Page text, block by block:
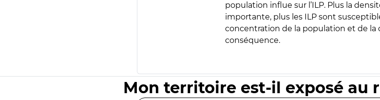
population influe sur l’ILP. Plus la
importante, plus les ILP sont
concentration de la population et de la
conséquence.
Mon territoire est-il exposé au